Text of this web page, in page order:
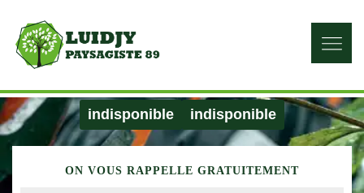
indisponible indisponible
ON VOUS RAPPELLE GRATUITEMENT